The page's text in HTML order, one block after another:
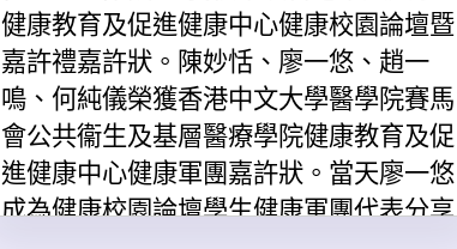
健康教育及促進健康中心健康校園論壇暨
嘉許禮嘉許狀。陳妙恬、廖一悠、趙一
鳴、何純儀榮獲香港中文大學醫學院賽馬
會公共衞生及基層醫療學院健康教育及促
進健康中心健康軍團嘉許狀。當天廖一悠
成為健康校園論壇學生健康軍團代表分享